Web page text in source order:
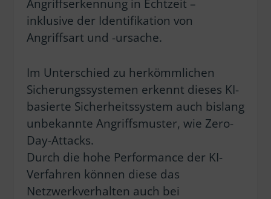
Angriffserkennung in Echtzeit –
inklusive der Identifikation von
Angriffsart und -ursache.
Im Unterschied zu herkömmlichen
Sicherungssystemen erkennt dieses KI-
basierte Sicherheitssystem auch bislang
unbekannte Angriffsmuster, wie Zero-
Day-Attacks.
Durch die hohe Performance der KI-
Verfahren können diese das
Netzwerkverhalten auch bei